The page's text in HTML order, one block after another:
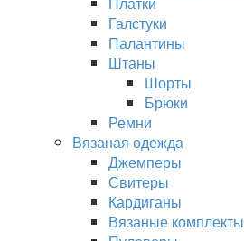
Галстуки
Палантины
Штаны
Шорты
Брюки
Ремни
Вязаная одежда
Джемперы
Свитеры
Кардиганы
Вязаные комплекты